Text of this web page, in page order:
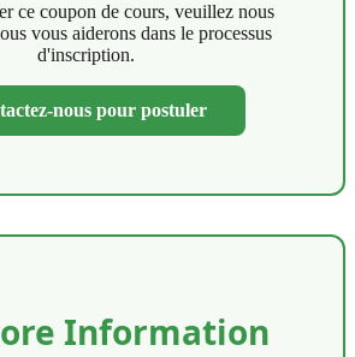
ce coupon de cours, veuillez nous
vous aiderons dans le processus
d'inscription.
nous pour postuler
Information